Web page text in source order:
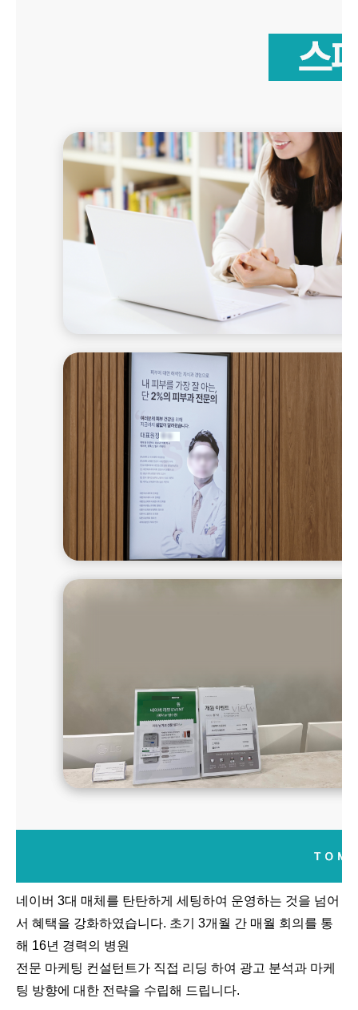
네이버 3대 매체를 탄탄하게 세팅하여 운영하는 것을 넘어
서 혜택을 강화하였습니다. 초기 3개월 간 매월 회의를 통
해 16년 경력의 병원
전문 마케팅 컨설턴트가 직접 리딩 하여 광고 분석과 마케
팅 방향에 대한 전략을 수립해 드립니다.